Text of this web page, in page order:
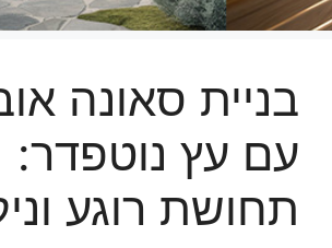
בניית סאונה
עם עץ נוטפדר:
תחושת רוגע